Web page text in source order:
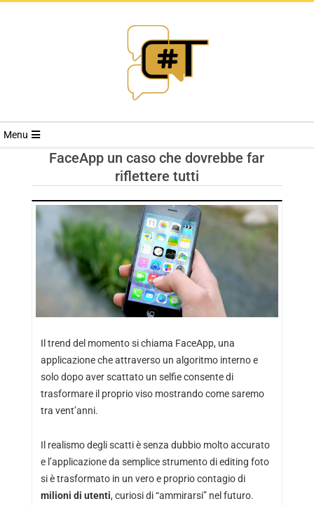
RIVISTA
TRENDS
Menu
FaceApp un caso che dovrebbe far
riflettere tutti
Il trend del momento si chiama FaceApp, una
applicazione che attraverso un algoritmo interno e
solo dopo aver scattato un selfie consente di
trasformare il proprio viso mostrando come saremo
tra vent’anni.
Il realismo degli scatti è senza dubbio molto accurato
e l’applicazione da semplice strumento di editing foto
si è trasformato in un vero e proprio contagio di
milioni di utenti, curiosi di “ammirarsi” nel futuro.